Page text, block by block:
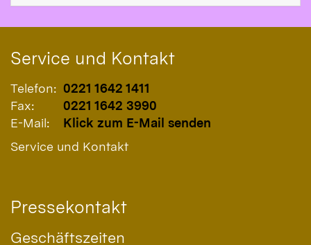
Service und Kontakt
Telefon: 0221 1642 1411
Fax:
0221 1642 3990
E-Mail:
Klick zum E-Mail senden
Service und Kontakt
Pressekontakt
Geschäftszeiten